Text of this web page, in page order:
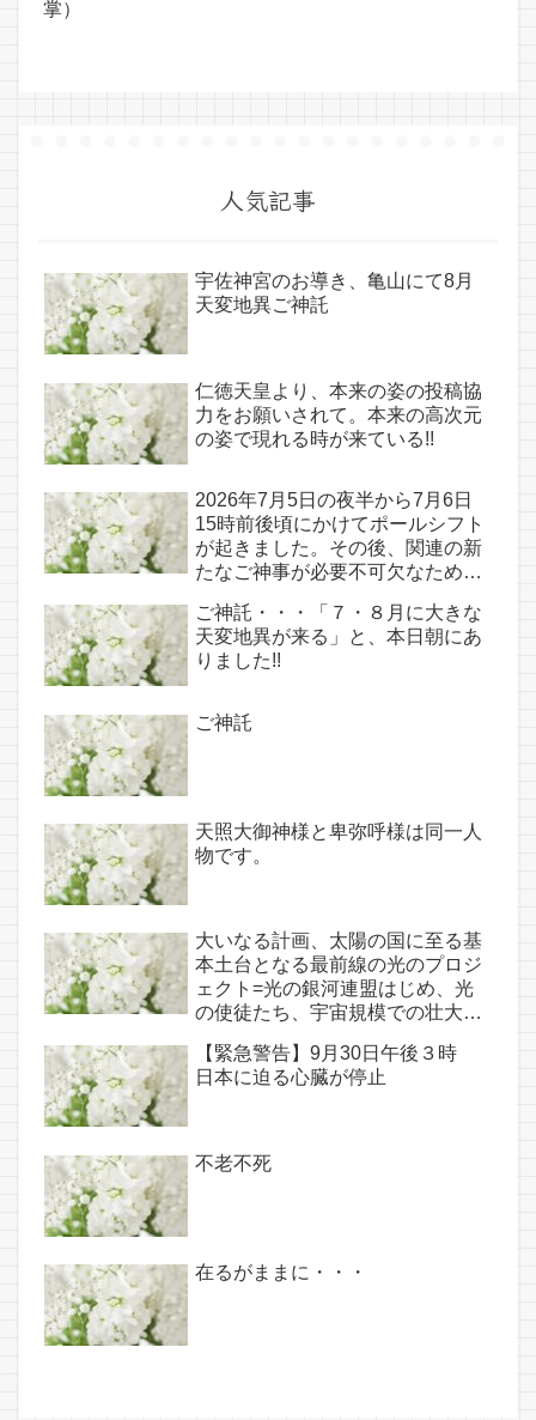
掌）
人気記事
宇佐神宮のお導き、亀山にて8月
天変地異ご神託
仁徳天皇より、本来の姿の投稿協
力をお願いされて。本来の高次元
の姿で現れる時が来ている!!
2026年7月5日の夜半から7月6日
15時前後頃にかけてポールシフト
が起きました。その後、関連の新
たなご神事が必要不可欠なため、
点であり古代太陽信仰の中心点で
もある伊弉諾宮、他3ヵ所へのご
神託あり！！
ご神託・・・「７・８月に大きな
天変地異が来る」と、本日朝にあ
りました!!
ご神託
天照大御神様と卑弥呼様は同一人
物です。
大いなる計画、太陽の国に至る基
本土台となる最前線の光のプロジ
ェクト=光の銀河連盟はじめ、光
の使徒たち、宇宙規模での壮大な
(6/26・28追記あり）
【緊急警告】9月30日午後３時
日本に迫る心臓が停止
不老不死
在るがままに・・・